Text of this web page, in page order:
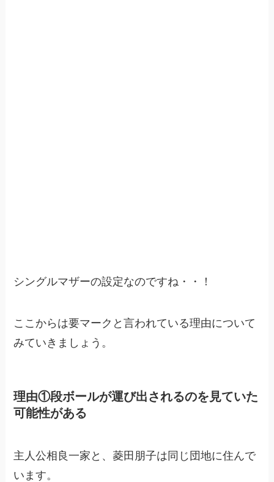
シングルマザーの設定なのですね・・！
ここからは要マークと言われている理由について
みていきましょう。
理由①段ボールが運び出されるのを見ていた
可能性がある
主人公相良一家と、菱田朋子は同じ団地に住んで
います。